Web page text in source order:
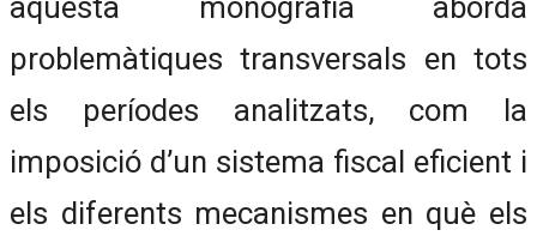
aquesta monografia aborda
problemàtiques transversals en tots
els períodes analitzats, com la
imposició d’un sistema fiscal eficient i
els diferents mecanismes en què els